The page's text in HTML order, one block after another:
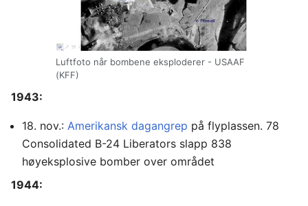
Luftfoto når bombene eksploderer - USAAF
(KFF)
1943:
18. nov.: Amerikansk dagangrep på flyplassen. 78
Consolidated B-24 Liberators slapp 838
høyeksplosive bomber over området
1944: